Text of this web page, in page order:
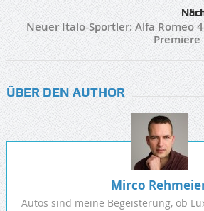
Neuer Italo-Sportler: Alfa Romeo
ÜBER DEN AUTHOR
Mirco
Autos sind meine Begeisterung, ob